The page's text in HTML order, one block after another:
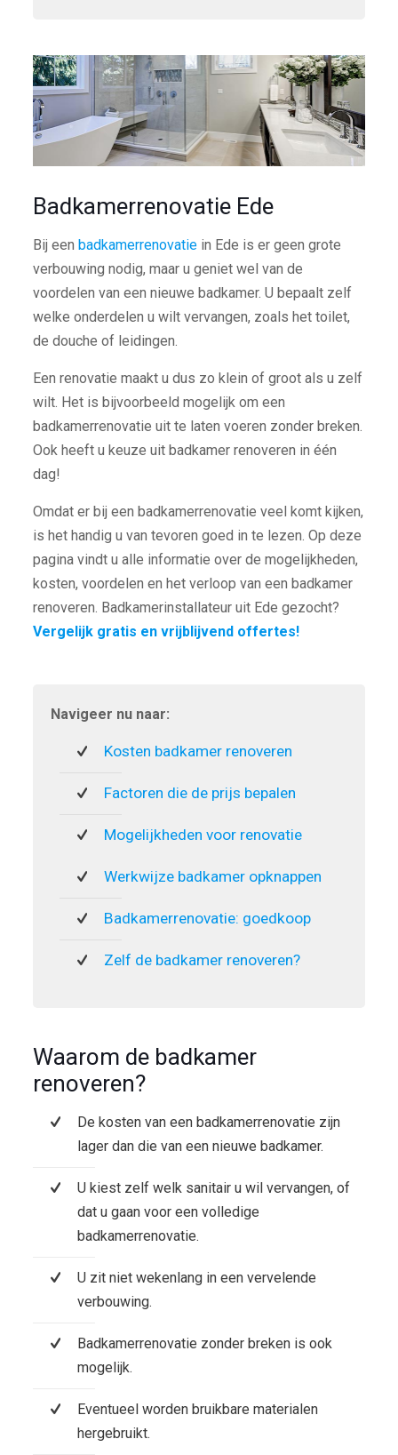
Badkamerrenovatie Ede
Bij een badkamerrenovatiein Ede is er geen grote
verbouwing nodig, maar u geniet wel van de
voordelen van een nieuwe badkamer. U bepaalt zelf
welke onderdelen u wilt vervangen, zoals het toilet,
de douche of leidingen.
Een renovatie maakt u dus zo klein of groot als u zelf
wilt. Het is bijvoorbeeld mogelijk om een
badkamerrenovatie uit te laten voeren zonder breken.
Ook heeft u keuze uit badkamer renoveren in één
dag!
Omdat er bij een badkamerrenovatie veel komt kijken,
is het handig u van tevoren goed in te lezen. Op deze
pagina vindt u alle informatie over de mogelijkheden,
kosten, voordelen en het verloop van een badkamer
renoveren. Badkamerinstallateur uit Ede gezocht?
Vergelijk gratis en vrijblijvend offertes!
Navigeer nu naar:
Kosten badkamer renoveren
Factoren die de prijs bepalen
Mogelijkheden voor renovatie
Werkwijze badkamer opknappen
Badkamerrenovatie: goedkoop
Zelf de badkamer renoveren?
Waarom de badkamer
renoveren?
De kosten van een badkamerrenovatie zijn
lager dan die van een nieuwe badkamer.
U kiest zelf welk sanitair u wil vervangen, of
dat u gaan voor een volledige
badkamerrenovatie.
U zit niet wekenlang in een vervelende
verbouwing.
Badkamerrenovatie zonder breken is ook
mogelijk.
Eventueel worden bruikbare materialen
hergebruikt.